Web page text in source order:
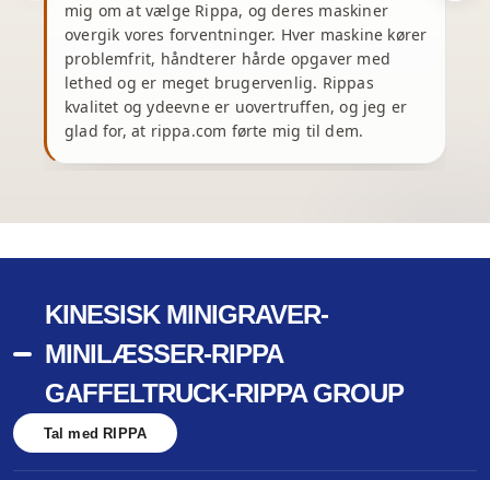
mig om at vælge Rippa, og deres maskiner
overgik vores forventninger. Hver maskine kører
problemfrit, håndterer hårde opgaver med
lethed og er meget brugervenlig. Rippas
kvalitet og ydeevne er uovertruffen, og jeg er
glad for, at rippa.com førte mig til dem.
KINESISK MINIGRAVER-
MINILÆSSER-RIPPA
GAFFELTRUCK-RIPPA GROUP
Tal med RIPPA